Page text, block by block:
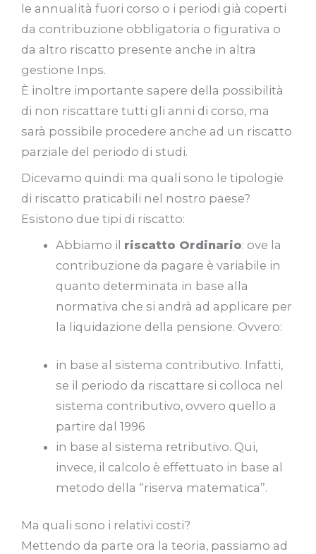
le annualità fuori corso o i periodi già coperti
da contribuzione obbligatoria o figurativa o
da altro riscatto presente anche in altra
gestione Inps.
È inoltre importante sapere della possibilità
di non riscattare tutti gli anni di corso, ma
sarà possibile procedere anche ad un riscatto
parziale del periodo di studi.
Dicevamo quindi: ma quali sono le tipologie
di riscatto praticabili nel nostro paese?
Esistono due tipi di riscatto:
Abbiamo il riscatto Ordinario: ove la
contribuzione da pagare è variabile in
quanto determinata in base alla
normativa che si andrà ad applicare per
la liquidazione della pensione. Ovvero:
in base al sistema contributivo. Infatti,
se il periodo da riscattare si colloca nel
sistema contributivo, ovvero quello a
partire dal 1996
in base al sistema retributivo. Qui,
invece, il calcolo è effettuato in base al
metodo della “riserva matematica”.
Ma quali sono i relativi costi?
Mettendo da parte ora la teoria, passiamo ad